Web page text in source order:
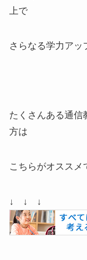
上で
さらなる学力アッ
たくさんある通信
方は
こちらがオススメ
↓ ↓ ↓